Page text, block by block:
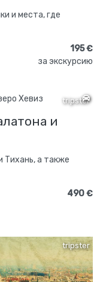
и места, где
195 €
за экскурсию
tripster
и
Тихань, а также
490 €
tripster